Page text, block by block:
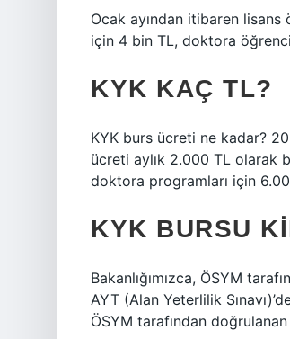
Ocak ayından itibaren
için 4 bin TL, doktora
KYK KAÇ TL?
KYK burs ücreti ne kadar?
ücreti aylık 2.000 TL olarak
doktora programları için
KYK BURSU
Bakanlığımızca, ÖSYM
AYT (Alan Yeterlilik
ÖSYM tarafından